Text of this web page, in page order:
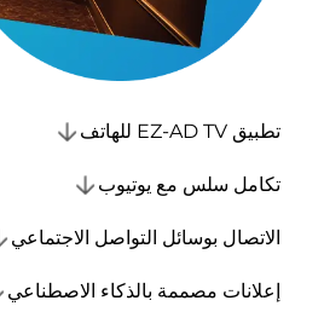
تطبيق EZ-AD TV للهاتف
تكامل سلس مع يوتيوب
الاتصال بوسائل التواصل الاجتماعي
إعلانات مصممة بالذكاء الاصطناعي